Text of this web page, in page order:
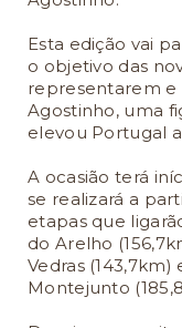
Esta edição vai
o objetivo das
representarem
Agostinho, uma
elevou Portugal
A ocasião terá
se realizará a
etapas que
do Arelho
Vedras
Montejunto